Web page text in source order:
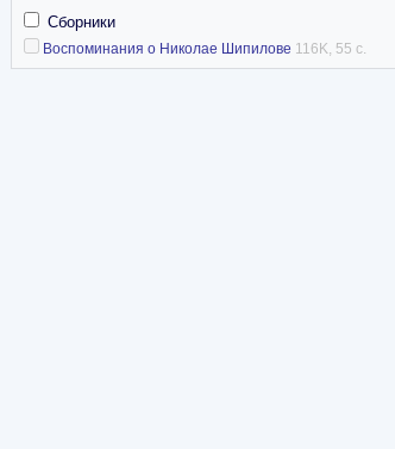
Сборники
Воспоминания о Николае Шипилове 116K, 55 с.